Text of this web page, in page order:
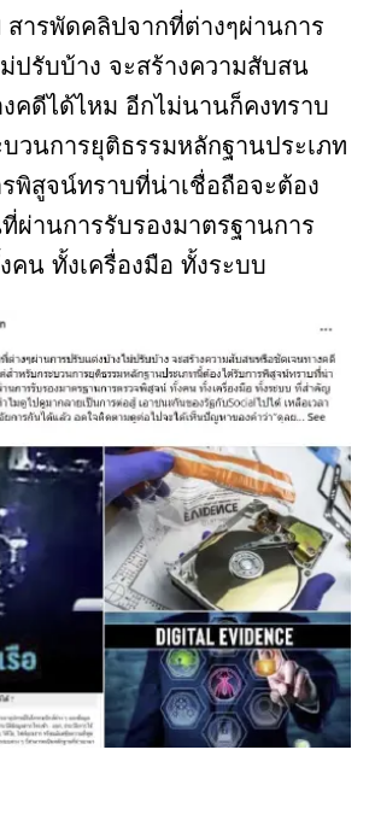
สารพัดคลิปจากที่ต่างๆผ่านการ
ปรับบ้าง จะสร้างความสับสน
คดีได้ไหม อีกไม่นานก็คงทราบ
วนการยุติธรรมหลักฐานประเภท
พิสูจน์ทราบที่น่าเชื่อถือจะต้อง
ผ่านการรับรองมาตรฐานการ
คน ทั้งเครื่องมือ ทั้งระบบ